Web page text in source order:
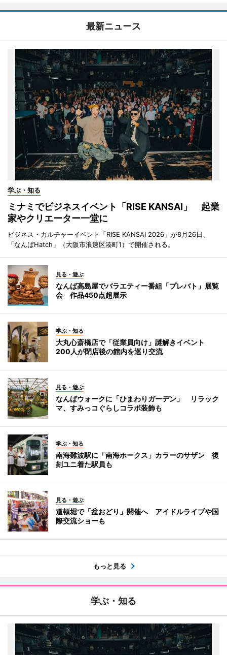
最新ニュース
学ぶ・知る
ミナミでビジネスイベント「RISE KANSAI」 起業
家やクリエーター一堂に
ビジネス・カルチャーイベント「RISE KANSAI 2026」が8月26日、
「なんばHatch」（大阪市浪速区湊町1）で開催される。
見る・遊ぶ
なんば高島屋でバラエティー番組「プレバト」展覧
会 作品450点超展示
学ぶ・知る
大丸心斎橋店で「従業員向け」謎解きイベント
200人が閉店後の館内を巡り交流
見る・遊ぶ
なんばウォークに「ひまわりガーデン」 リラック
マ、すみっコぐらしコラボ装飾も
学ぶ・知る
南海難波駅に「南海ホークス」カラーのサザン 復
刻ユニ着た駅員も
見る・遊ぶ
道頓堀で「盆おどり」開催へ アイドルライブや国
際交流ショーも
もっと見る
学ぶ・知る